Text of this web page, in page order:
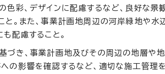
彩、デザインに配慮するなど、良好な景
と。また、事業計画地周辺の河岸緑地や
配慮すること。
づき、事業計画地及びその周辺の地層や
の影響を確認するなど、適切な施工管理を